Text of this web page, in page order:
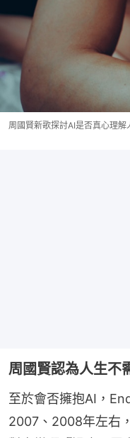
周國賢新歌探討AI是否真心理解
周國賢認為人生不
至於會否擁抱AI，
2007、2008年左右